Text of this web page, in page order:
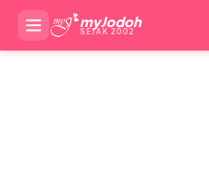
myJodoh
SEJAK 2002